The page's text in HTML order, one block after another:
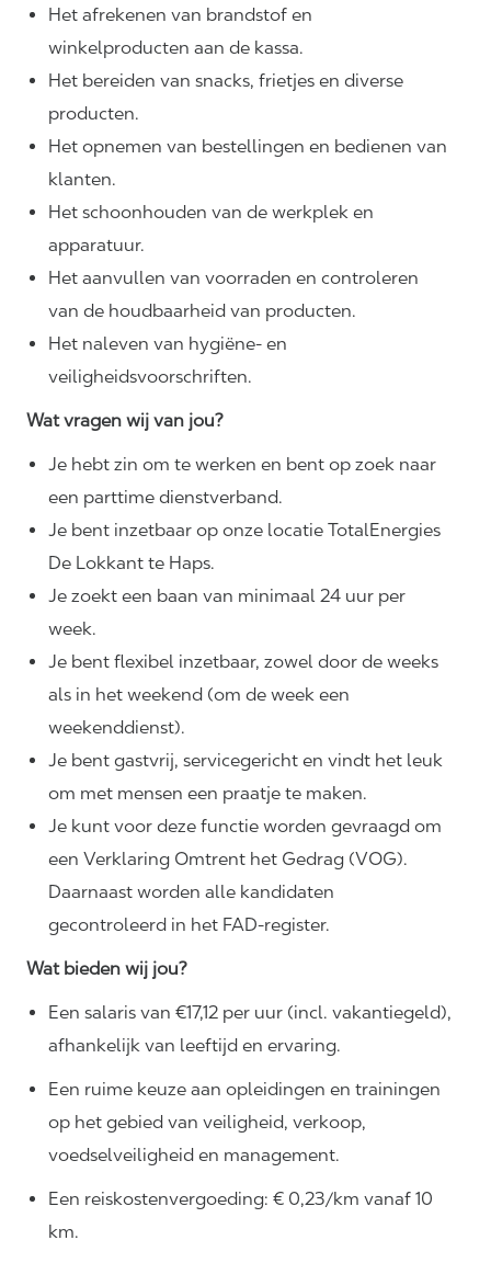
Het afrekenen van brandstof en
winkelproducten aan de kassa.
Het bereiden van snacks, frietjes en diverse
producten.
Het opnemen van bestellingen en bedienen van
klanten.
Het schoonhouden van de werkplek en
apparatuur.
Het aanvullen van voorraden en controleren
van de houdbaarheid van producten.
Het naleven van hygiëne- en
veiligheidsvoorschriften.
Wat vragen wij van jou?
Je hebt zin om te werken en bent op zoek naar
een parttime dienstverband.
Je bent inzetbaar op onze locatie TotalEnergies
De Lokkant te Haps.
Je zoekt een baan van minimaal 24 uur per
week.
Je bent flexibel inzetbaar, zowel door de weeks
als in het weekend (om de week een
weekenddienst).
Je bent gastvrij, servicegericht en vindt het leuk
om met mensen een praatje te maken.
Je kunt voor deze functie worden gevraagd om
een Verklaring Omtrent het Gedrag (VOG).
Daarnaast worden alle kandidaten
gecontroleerd in het FAD-register.
Wat bieden wij jou?
Een salaris van €17,12 per uur (incl. vakantiegeld),
afhankelijk van leeftijd en ervaring.
Een ruime keuze aan opleidingen en trainingen
op het gebied van veiligheid, verkoop,
voedselveiligheid en management.
Een reiskostenvergoeding: € 0,23/km vanaf 10
km.